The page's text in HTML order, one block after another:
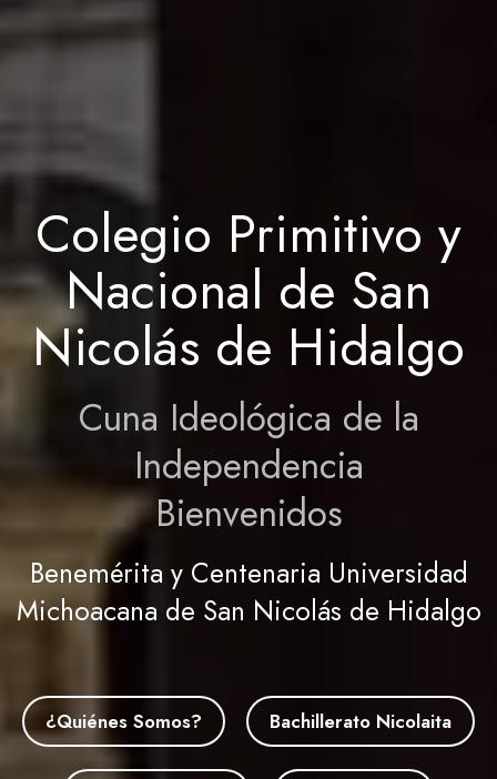
Colegio Primitivo y
Nacional de San
Nicolás de Hidalgo
Cuna Ideológica de la
Independencia
Bienvenidos
Benemérita y Centenaria Universidad
Michoacana de San Nicolás de Hidalgo
¿Quiénes Somos? Bachillerato Nicolaita